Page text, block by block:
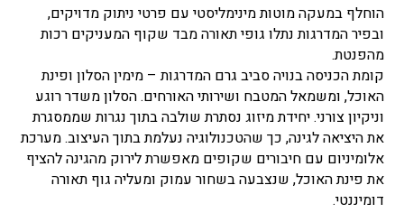
הוחלף במעקה מוטות מינימליסטי עם פרטי ניתוק מדויקים,
ובפיר המדרגות נתלו גופי תאורה מבד שקוף המעניקים רכות
מהפנטת.
קומת הכניסה בנויה סביב גרם המדרגות – מימין הסלון ופינת
האוכל, ומשמאל המטבח ושירותי האורחים. הסלון משדר רוגע
וניקיון צורני. יחידת מיזוג נסתרת שולבה בתוך נגרות שממסגרת
את היציאה לגינה, כך שהטכנולוגיה נעלמת בתוך העיצוב. מערכת
אלומיניום עם חיבורים שקופים מאפשרת לירוק מהגינה להציף
את פינת האוכל, שנצבעה בשחור עמוק ומעליה גוף תאורה
דומיננטי.